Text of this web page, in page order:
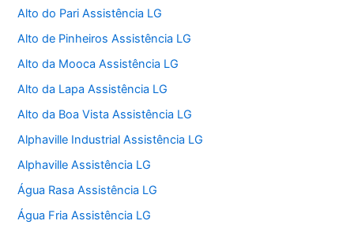
Alto do Pari Assistência LG
Alto de Pinheiros Assistência LG
Alto da Mooca Assistência LG
Alto da Lapa Assistência LG
Alto da Boa Vista Assistência LG
Alphaville Industrial Assistência LG
Alphaville Assistência LG
Água Rasa Assistência LG
Água Fria Assistência LG